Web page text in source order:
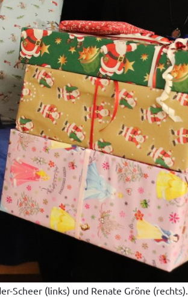
Scheer (links) und Renate Gröne (rechts).